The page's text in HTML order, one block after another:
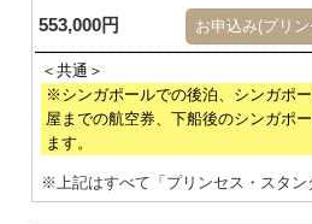
553,000円 お申込み(プリ
※シンガポールでの後泊、シンガポ
屋までの航空券、下船後のシンガポ
ます。
※上記はすべて「プリンセス・スタン